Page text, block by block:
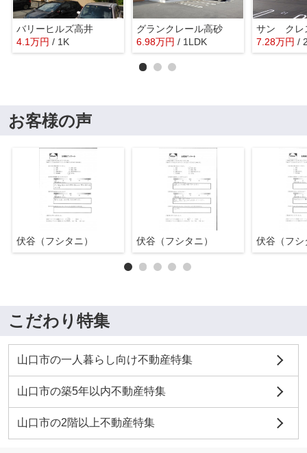
バリーヒルズ高井
4.1万円 / 1K
グランクレール高砂
6.98万円 / 1LDK
サン クレ
7.28万円 /
お客様の声
伏谷（フシタニ） 伏谷（フシタニ） 伏谷（フシ
こだわり特集
山口市の一人暮らし向け不動産特集
山口市の築5年以内不動産特集
山口市の2階以上不動産特集